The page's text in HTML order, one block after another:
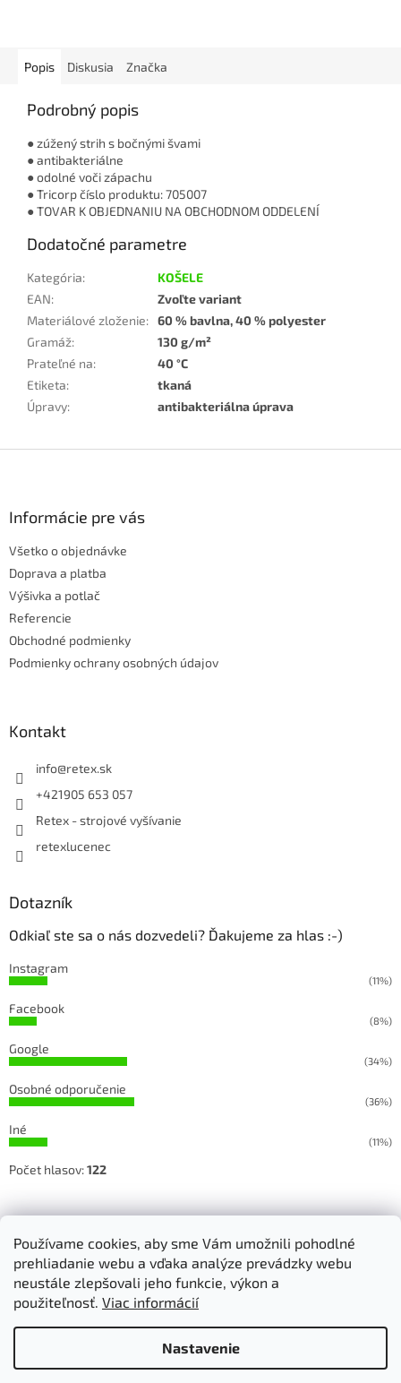
Používame cookies, aby sme Vám umožnili pohodlné
prehliadanie webu a vďaka analýze prevádzky webu
neustále zlepšovali jeho funkcie, výkon a
použiteľnosť. Viac informácií
Nastavenie
Popis Diskusia Značka
Podrobný popis
● zúžený strih s bočnými švami
● antibakteriálne
● odolné voči zápachu
● Tricorp číslo produktu: 705007
● TOVAR K OBJEDNANIU NA OBCHODNOM ODDELENÍ
Dodatočné parametre
Kategória:
KOŠELE
EAN:
Zvoľte variant
Materiálové zloženie: 60 % bavlna, 40 % polyester
Gramáž:
130 g/m²
Prateľné na:
40 °C
Etiketa:
tkaná
Úpravy: antibakteriálna úprava
Informácie pre vás
Všetko o objednávke
Doprava a platba
Výšivka a potlač
Referencie
Obchodné podmienky
Podmienky ochrany osobných údajov
Kontakt
info@retex.sk
+421905 653 057
Retex - strojové vyšívanie
retexlucenec
Dotazník
Odkiaľ ste sa o nás dozvedeli? Ďakujeme za hlas :-)
Instagram
(11%)
Facebook
(8%)
Google
(34%)
Osobné odporučenie
(36%)
Iné
(11%)
Počet hlasov:122